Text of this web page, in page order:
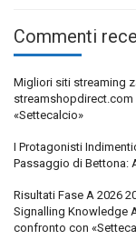
Commenti
Migliori siti streaming
streamshopdirect.com
«Settecalcio»
I Protagonisti
Passaggio di Bettona:
Risultati Fase A 2026
Signalling Knowledge
confronto con